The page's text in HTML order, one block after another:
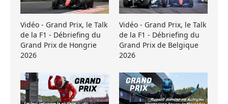
Vidéo - Grand Prix, le Talk
de la F1 - Débriefing du
Grand Prix de Hongrie
2026
Vidéo - Grand Prix, le Talk
de la F1 - Débriefing du
Grand Prix de Belgique
2026